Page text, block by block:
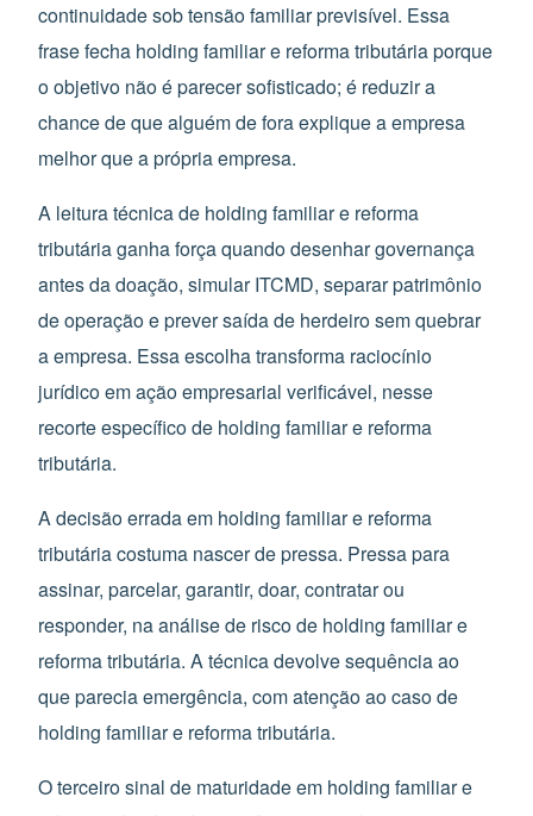
continuidade sob tensão familiar previsível. Essa
frase fecha holding familiar e reforma tributária porque
o objetivo não é parecer sofisticado; é reduzir a
chance de que alguém de fora explique a empresa
melhor que a própria empresa.
A leitura técnica de holding familiar e reforma
tributária ganha força quando desenhar governança
antes da doação, simular ITCMD, separar patrimônio
de operação e prever saída de herdeiro sem quebrar
a empresa. Essa escolha transforma raciocínio
jurídico em ação empresarial verificável, nesse
recorte específico de holding familiar e reforma
tributária.
A decisão errada em holding familiar e reforma
tributária costuma nascer de pressa. Pressa para
assinar, parcelar, garantir, doar, contratar ou
responder, na análise de risco de holding familiar e
reforma tributária. A técnica devolve sequência ao
que parecia emergência, com atenção ao caso de
holding familiar e reforma tributária.
O terceiro sinal de maturidade em holding familiar e